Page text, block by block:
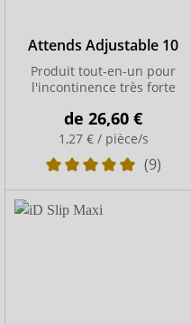
Attends Adjustable 10
Produit tout-en-un pour
l'incontinence très forte
de26,60 €
1,27 € / pièce/s
(9)